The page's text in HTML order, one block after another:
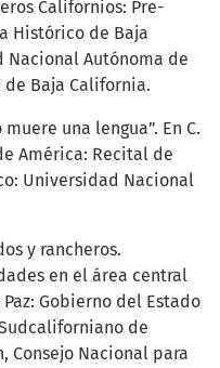
Californios: Pre-
Histórico de Baja
Autónoma de
Baja California.
una lengua”. En C.
América: Recital de
Universidad Nacional
y rancheros.
en el área central
Paz: Gobierno del Estado
de
Consejo Nacional para